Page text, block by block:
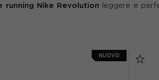
running Nike Revolution leggere e
NUOVO